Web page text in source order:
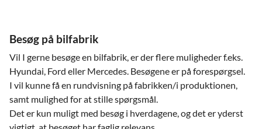
Besøg på bilfabrik
Vil I gerne besøge en bilfabrik, er der flere muligheder f.eks.
Hyundai, Ford eller Mercedes. Besøgene er på forespørgsel.
I vil kunne få en rundvisning på fabrikken/i produktionen,
samt mulighed for at stille spørgsmål.
Det er kun muligt med besøg i hverdagene, og det er yderst